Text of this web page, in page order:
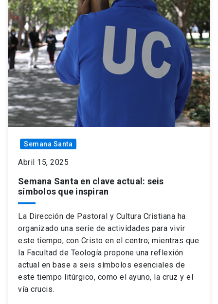
Semana Santa
Abril 15, 2025
Semana Santa en clave actual: seis
símbolos que inspiran
La Dirección de Pastoral y Cultura Cristiana ha
organizado una serie de actividades para vivir
este tiempo, con Cristo en el centro; mientras que
la Facultad de Teología propone una reflexión
actual en base a seis símbolos esenciales de
este tiempo litúrgico, como el ayuno, la cruz y el
vía crucis.